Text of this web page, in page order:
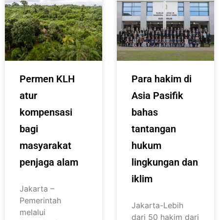
Permen KLH
atur
kompensasi
bagi
masyarakat
penjaga alam
Jakarta –
Pemerintah
melalui
Para hakim di
Asia Pasifik
bahas
tantangan
hukum
lingkungan dan
iklim
Jakarta-Lebih
dari 50 hakim dari